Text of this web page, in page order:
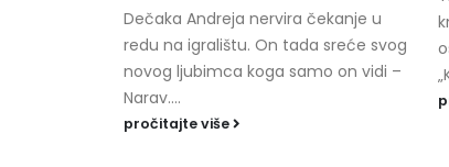
Dečaka Andreja nervira čekanje u
redu na igralištu. On tada sreće svog
novog ljubimca koga samo on vidi –
Narav....
pročitajte više